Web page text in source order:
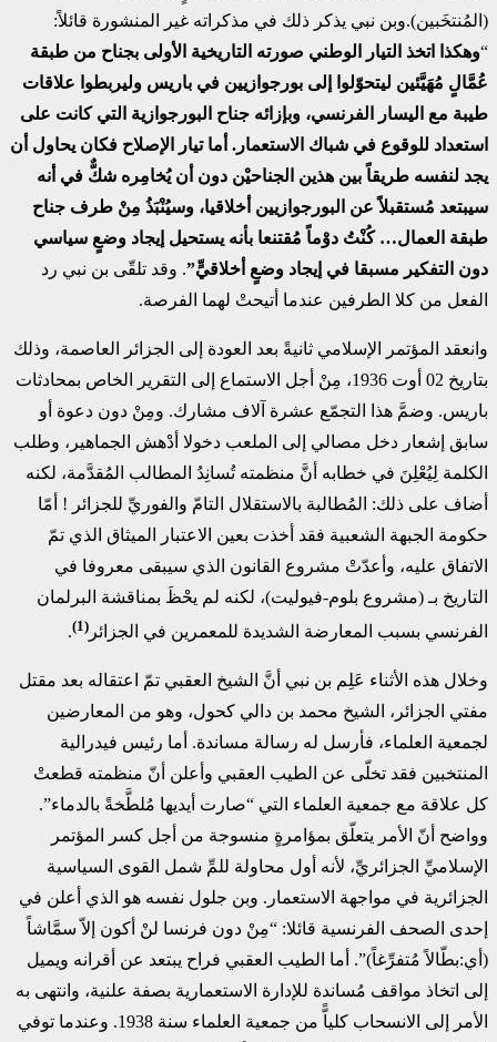
(المُنتخَبين).وبن نبي يذكر ذلك في مذكراته غير المنشورة قائلاً:
“وهكذا اتخذ التيار الوطني صورته التاريخية الأولى بجناح من طبقة
عُمَّالٍ مُهَيَّئين ليتحوّلوا إلى بورجوازيين في باريس وليربطوا علاقات
طيبة مع اليسار الفرنسي، وبإزائه جناح البورجوازية التي كانت على
استعداد للوقوع في شباك الاستعمار. أما تيار الإصلاح فكان يحاول أن
يجد لنفسه طريقاً بين هذين الجناحيْن دون أن يُخامِره شكٌّ في أنه
سيبتعد مُستقبلاً عن البورجوازيين أخلاقيا، وسيُنْبَذُ مِنْ طرف جناح
طبقة العمال… كُنْتُ دوْماً مُقتنعا بأنه يستحيل إيجاد وضعٍ سياسي
دون التفكير مسبقا في إيجاد وضعٍ أخلاقيٍّ”. وقد تلقّى بن نبي رد
الفعل من كلا الطرفين عندما أتيحتْ لهما الفرصة.
وانعقد المؤتمر الإسلامي ثانيةً بعد العودة إلى الجزائر العاصمة، وذلك
بتاريخ 02 أوت 1936، مِنْ أجل الاستماع إلى التقرير الخاص بمحادثات
باريس. وضمَّ هذا التجمّع عشرة آلاف مشارك. ومِنْ دون دعوة أو
سابق إشعار دخل مصالي إلى الملعب دخولا أدْهش الجماهير، وطلب
الكلمة لِيُعْلِنَ في خطابه أنَّ منظمته تُسانِدُ المطالب المُقدَّمة، لكنه
أضاف على ذلك: المُطالبة بالاستقلال التامّ والفوريِّ للجزائر ! أمّا
حكومة الجبهة الشعبية فقد أخذت بعين الاعتبار الميثاق الذي تمّ
الاتفاق عليه، وأعدّتْ مشروع القانون الذي سيبقى معروفا في
التاريخ بـ (مشروع بلوم-فيوليت)، لكنه لم يحْظَ بمناقشة البرلمان
الفرنسي بسبب المعارضة الشديدة للمعمرين في الجزائر (1)
.
وخلال هذه الأثناء عَلِم بن نبي أنَّ الشيخ العقبي تمّ اعتقاله بعد مقتل
مفتي الجزائر، الشيخ محمد بن دالي كحول، وهو من المعارضين
لجمعية العلماء، فأرسل له رسالة مساندة. أما رئيس فيدرالية
المنتخبين فقد تخلّى عن الطيب العقبي وأعلن أنّ منظمته قطعتْ
كل علاقة مع جمعية العلماء التي “صارت أيديها مُلطَّخةً بالدماء”.
وواضح أنّ الأمر يتعلّق بمؤامرةٍ منسوجة من أجل كسر المؤتمر
الإسلاميِّ الجزائريِّ، لأنه أول محاولة للمِّ شمل القوى السياسية
الجزائرية في مواجهة الاستعمار. وبن جلول نفسه هو الذي أعلن في
إحدى الصحف الفرنسية قائلا: “مِنْ دون فرنسا لنْ أكون إلاّ سمَّاشاً
(أي:بطّالاً مُتفرِّغاً)”. أما الطيب العقبي فراح يبتعد عن أقرانه ويميل
إلى اتخاذ مواقف مُساندة للإدارة الاستعمارية بصفة علنية، وانتهى به
الأمر إلى الانسحاب كلياًّ من جمعية العلماء سنة 1938. وعندما توفي